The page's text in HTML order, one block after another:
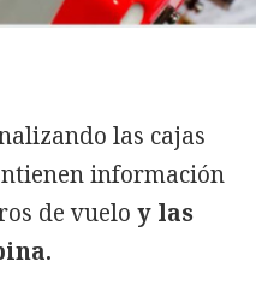
las cajas
información
de vuelo y las